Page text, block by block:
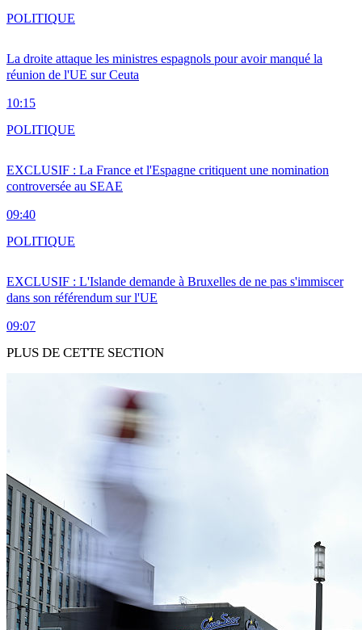
La droite attaque les ministres espagnols pour avoir manqué la
réunion de l'UE sur Ceuta
10:15
POLITIQUE
EXCLUSIF : La France et l'Espagne critiquent une nomination
controversée au SEAE
09:40
POLITIQUE
EXCLUSIF : L'Islande demande à Bruxelles de ne pas s'immiscer
dans son référendum sur l'UE
09:07
POLITIQUE
PLUS DE CETTE SECTION